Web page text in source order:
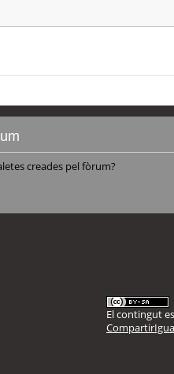
creades pel fòrum?
El contingut